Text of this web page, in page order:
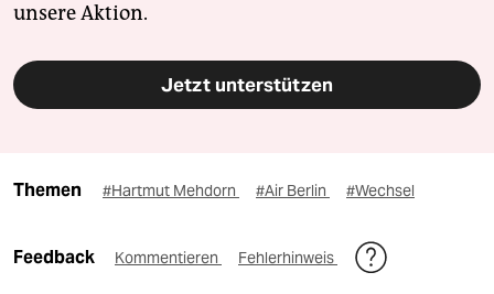
unsere Aktion.
Jetzt unterstützen
Themen #Hartmut Mehdorn #Air Berlin #Wechsel
Feedback Kommentieren Fehlerhinweis